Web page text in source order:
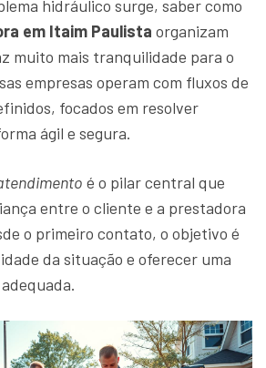
hidráulico surge, saber como
em Itaim Paulista organizam
muito mais tranquilidade para o
empresas operam com fluxos de
focados em resolver
ágil e segura.
é o pilar central que
entre o cliente e a prestadora
o primeiro contato, o objetivo é
da situação e oferecer uma